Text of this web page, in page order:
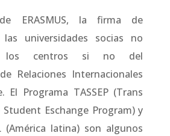
ERASMUS, la firma de
universidades socias no
los centros si no del
Relaciones Internacionales
El Programa TASSEP (Trans
Eschange Program) y
(América latina) son algunos